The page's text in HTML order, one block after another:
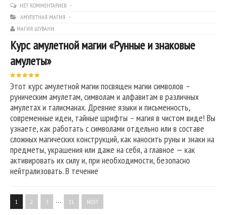
НЕТ КОММЕНТАРИЕВ
АМУЛЕТНАЯ МАГИЯ
МАГИЯ ШУВАНИ
Курс амулетной магии «Рунные и знаковые
амулеты»
Этот курс амулетной магии посвящен магии символов –
руническим амулетам, символам и алфавитам в различных
амулетах и талисманах. Древние языки и письменность,
современные идеи, тайные шрифты – магия в чистом виде! Вы
узнаете, как работать с символами отдельно или в составе
сложных магических конструкций, как наносить руны и знаки на
предметы, украшения или даже на себя, а главное — как
активировать их силу и, при необходимости, безопасно
нейтрализовать. В течение
1 2 3 … 11 NEXT